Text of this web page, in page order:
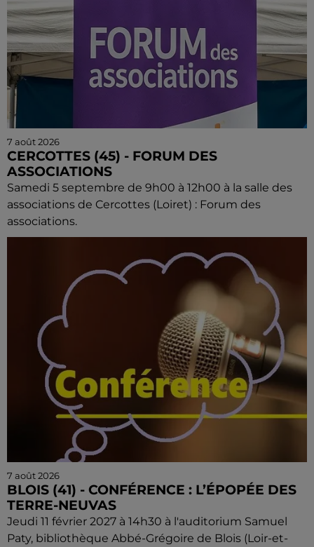
7 août 2026
CERCOTTES (45) - FORUM DES
ASSOCIATIONS
Samedi 5 septembre de 9h00 à 12h00 à la salle des
associations de Cercottes (Loiret) : Forum des
associations.
7 août 2026
BLOIS (41) - CONFÉRENCE : L’ÉPOPÉE DES
TERRE-NEUVAS
Jeudi 11 février 2027 à 14h30 à l'auditorium Samuel
Paty, bibliothèque Abbé-Grégoire de Blois (Loir-et-